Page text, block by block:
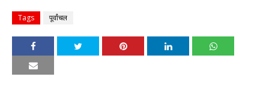
Tags पूर्वांचल